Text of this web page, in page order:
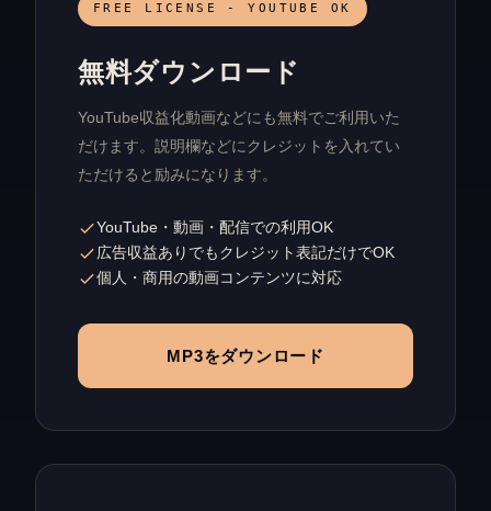
FREE LICENSE - YOUTUBE OK
無料ダウンロード
YouTube収益化動画などにも無料でご利用いた
だけます。説明欄などにクレジットを入れてい
ただけると励みになります。
YouTube・動画・配信での利用OK
広告収益ありでもクレジット表記だけでOK
個人・商用の動画コンテンツに対応
MP3をダウンロード